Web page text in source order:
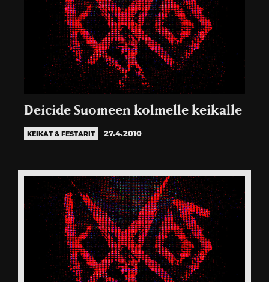
Deicide Suomeen kolmelle keikalle
KEIKAT & FESTARIT 27.4.2010